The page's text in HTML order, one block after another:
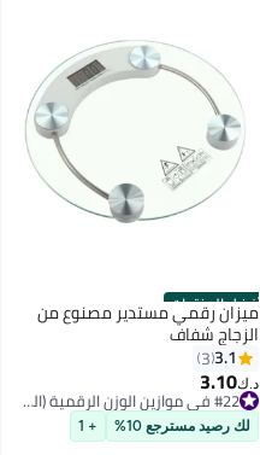
أفضل المنتجات
ميزان رقمي مستدير مصنوع من
الزجاج شفاف
3.1
3
د.ك‏3.10
بتخلّص بسرعة
لك رصيد مسترجع 10% + 1